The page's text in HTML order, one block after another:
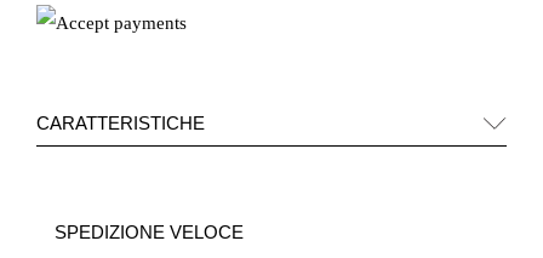
CARATTERISTICHE
SPEDIZIONE VELOCE